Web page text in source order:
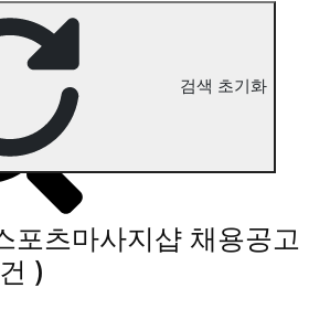
정보
검색 초기화
포츠마사지샵 채용공고
건 )